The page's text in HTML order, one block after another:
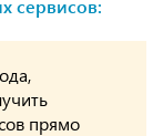
сервисов:
прямо